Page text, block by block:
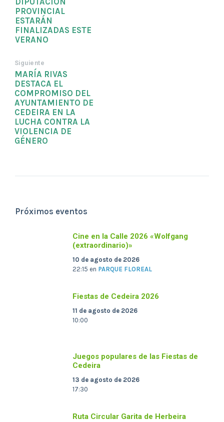
DIPUTACIÓN
PROVINCIAL
ESTARÁN
FINALIZADAS ESTE
VERANO
Siguiente
MARÍA RIVAS
DESTACA EL
COMPROMISO DEL
AYUNTAMIENTO DE
CEDEIRA EN LA
LUCHA CONTRA LA
VIOLENCIA DE
GÉNERO
Próximos eventos
Cine en la Calle 2026 «Wolfgang
(extraordinario)»
10 de agosto de 2026
22:15 en PARQUE FLOREAL
Fiestas de Cedeira 2026
11 de agosto de 2026
10:00
Juegos populares de las Fiestas de
Cedeira
13 de agosto de 2026
17:30
Ruta Circular Garita de Herbeira